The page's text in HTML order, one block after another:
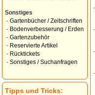
Sonstiges
- Gartenbücher / Zeitschriften
- Bodenverbesserung / Erden
- Gartenzubehör
- Reservierte Artikel
- Rücktickets
- Sonstiges / Suchanfragen
Tipps und Tricks: